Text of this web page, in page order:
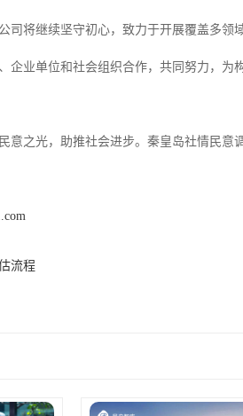
司将继续坚守初心，致力于开展覆盖多
企业单位和社会组织合作，共同努力，
意之光，助推社会进步。秦皇岛社情民意
流程